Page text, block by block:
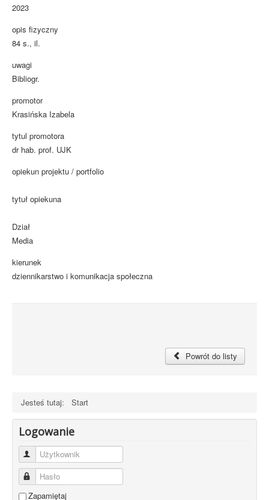
2023
opis fizyczny
84 s., il.
uwagi
Bibliogr.
promotor
Krasińska Izabela
tytul promotora
dr hab. prof. UJK
opiekun projektu / portfolio
tytuł opiekuna
Dział
Media
kierunek
dziennikarstwo i komunikacja społeczna
Powrót do listy
Jesteś tutaj: Start
Logowanie
Użytkownik
Hasło
Zapamiętaj